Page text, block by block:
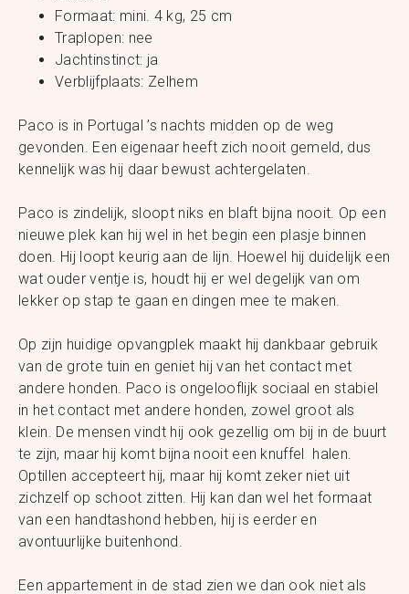
Formaat: mini. 4 kg, 25 cm
Traplopen: nee
Jachtinstinct: ja
Verblijfplaats: Zelhem
Paco is in Portugal ’s nachts midden op de weg
gevonden. Een eigenaar heeft zich nooit gemeld, dus
kennelijk was hij daar bewust achtergelaten.
Paco is zindelijk, sloopt niks en blaft bijna nooit. Op een
nieuwe plek kan hij wel in het begin een plasje binnen
doen. Hij loopt keurig aan de lijn. Hoewel hij duidelijk een
wat ouder ventje is, houdt hij er wel degelijk van om
lekker op stap te gaan en dingen mee te maken.
Op zijn huidige opvangplek maakt hij dankbaar gebruik
van de grote tuin en geniet hij van het contact met
andere honden. Paco is ongelooflijk sociaal en stabiel
in het contact met andere honden, zowel groot als
klein. De mensen vindt hij ook gezellig om bij in de buurt
te zijn, maar hij komt bijna nooit een knuffel halen.
Optillen accepteert hij, maar hij komt zeker niet uit
zichzelf op schoot zitten. Hij kan dan wel het formaat
van een handtashond hebben, hij is eerder en
avontuurlijke buitenhond.
Een appartement in de stad zien we dan ook niet als